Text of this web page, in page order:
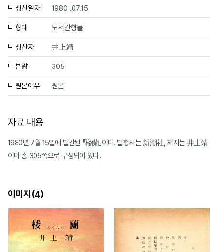
생산일자 1980 .07.15
형태 도서간행물
생산자 井上靖
분량 305
원본여부 원본
자료 내용
1980년 7월 15일에 발간된 『楼蘭』이다. 발행사는 新潮社, 저자는 井上靖
이며 총 305쪽으로 구성되어 있다.
이미지(4)